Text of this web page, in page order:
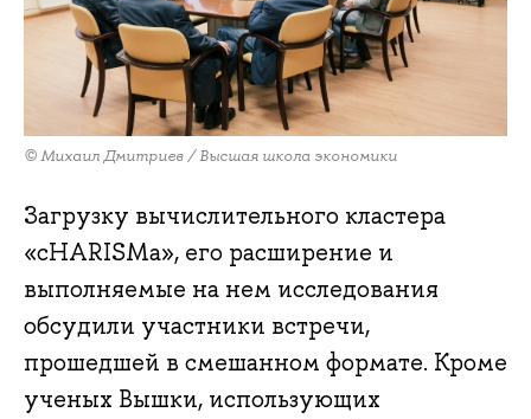
© Михаил Дмитриев / Высшая школа экономики
Загрузку вычислительного кластера
«cHARISMa», его расширение и
выполняемые на нем исследования
обсудили участники встречи,
прошедшей в смешанном формате. Кроме
ученых Вышки, использующих